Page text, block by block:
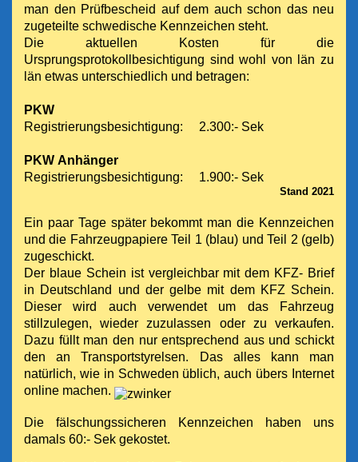
man den Prüfbescheid auf dem auch schon das neu
zugeteilte schwedische Kennzeichen steht.
Die aktuellen Kosten für die
Ursprungsprotokollbesichtigung sind wohl von län zu
län etwas unterschiedlich und betragen:
PKW
Registrierungsbesichtigung: 2.300:- Sek
PKW Anhänger
Registrierungsbesichtigung: 1.900:- Sek
Stand 2021
Ein paar Tage später bekommt man die Kennzeichen
und die Fahrzeugpapiere Teil 1 (blau) und Teil 2 (gelb)
zugeschickt.
Der blaue Schein ist vergleichbar mit dem KFZ- Brief
in Deutschland und der gelbe mit dem KFZ Schein.
Dieser wird auch verwendet um das Fahrzeug
stillzulegen, wieder zuzulassen oder zu verkaufen.
Dazu füllt man den nur entsprechend aus und schickt
den an Transportstyrelsen. Das alles kann man
natürlich, wie in Schweden üblich, auch übers Internet
online machen.
Die fälschungssicheren Kennzeichen haben uns
damals 60:- Sek gekostet.